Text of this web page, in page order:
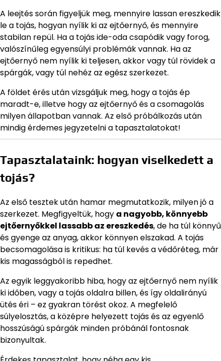
A leejtés során figyeljük meg, mennyire lassan ereszkedik
le a tojás, hogyan nyílik ki az ejtőernyő, és mennyire
stabilan repül. Ha a tojás ide-oda csapódik vagy forog,
valószínűleg egyensúlyi problémák vannak. Ha az
ejtőernyő nem nyílik ki teljesen, akkor vagy túl rövidek a
spárgák, vagy túl nehéz az egész szerkezet.
A földet érés után vizsgáljuk meg, hogy a tojás ép
maradt-e, illetve hogy az ejtőernyő és a csomagolás
milyen állapotban vannak. Az első próbálkozás után
mindig érdemes jegyzetelni a tapasztalatokat!
Tapasztalataink: hogyan viselkedett a
tojás?
Az első tesztek után hamar megmutatkozik, milyen jó a
szerkezet. Megfigyeltük, hogy a nagyobb, könnyebb
ejtőernyőkkel lassabb az ereszkedés, de ha túl könnyű
és gyenge az anyag, akkor könnyen elszakad. A tojás
becsomagolása is kritikus: ha túl kevés a védőréteg, már
kis magasságból is repedhet.
Az egyik leggyakoribb hiba, hogy az ejtőernyő nem nyílik
ki időben, vagy a tojás oldalra billen, és így oldalirányú
ütés éri – ez gyakran törést okoz. A megfelelő
súlyelosztás, a középre helyezett tojás és az egyenlő
hosszúságú spárgák minden próbánál fontosnak
bizonyultak.